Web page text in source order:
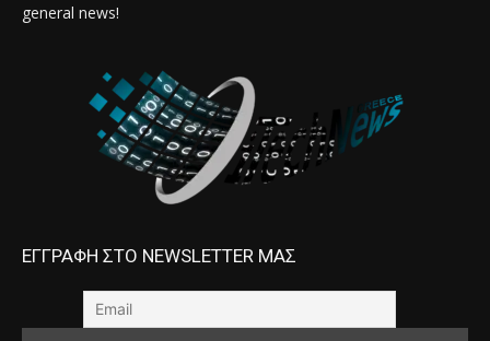
general news!
ΕΓΓΡΑΦΗ ΣΤΟ NEWSLETTER ΜΑΣ